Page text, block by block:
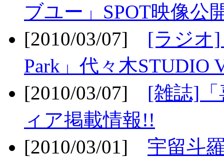
ブユー」SPOT映像公
[2010/03/07] [ラジオ]
Park」代々木STUDIO
[2010/03/07] [雑誌]「
ィア掲載情報!!
[2010/03/01] 宇留斗